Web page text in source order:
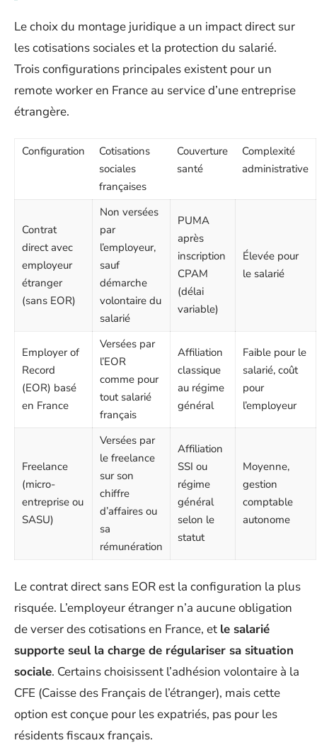
Le choix du montage juridique a un impact direct sur
les cotisations sociales et la protection du salarié.
Trois configurations principales existent pour un
remote worker en France au service d’une entreprise
étrangère.
Configuration
Cotisations
sociales
françaises
Couverture
santé
Complexité
administrative
Contrat
direct avec
employeur
étranger
(sans EOR)
Non versées
par
l’employeur,
sauf
démarche
volontaire du
salarié
PUMA
après
inscription
CPAM
(délai
variable)
Élevée pour
le salarié
Employer of
Record
(EOR) basé
en France
Versées par
l’EOR
comme pour
tout salarié
français
Affiliation
classique
au régime
général
Faible pour le
salarié, coût
pour
l’employeur
Freelance
(micro-
entreprise ou
SASU)
Versées par
le freelance
sur son
chiffre
d’affaires ou
sa
rémunération
Affiliation
SSI ou
régime
général
selon le
statut
Moyenne,
gestion
comptable
autonome
Le contrat direct sans EOR est la configuration la plus
risquée. L’employeur étranger n’a aucune obligation
de verser des cotisations en France, et le salarié
supporte seul la charge de régulariser sa situation
sociale. Certains choisissent l’adhésion volontaire à la
CFE (Caisse des Français de l’étranger), mais cette
option est conçue pour les expatriés, pas pour les
résidents fiscaux français.